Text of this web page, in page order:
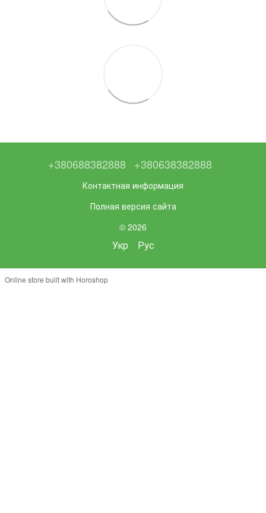
+380688382888 +380638382888
Контактная информация
Полная версия сайта
© 2026
Укр Рус
Online store built with Horoshop